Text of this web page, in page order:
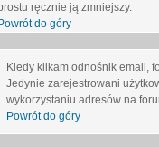
ręcznie ją zmniejszy.
Powrót do góry
Kiedy klikam odnośnik email,
Jedynie zarejestrowani
wykorzystaniu adresów na
Powrót do góry